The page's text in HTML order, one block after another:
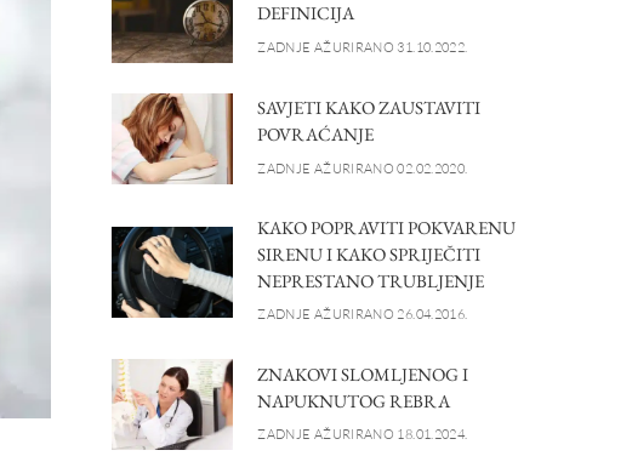
DEFINICIJA
ZADNJE AŽURIRANO 31.10.2022.
SAVJETI KAKO ZAUSTAVITI
POVRAĆANJE
ZADNJE AŽURIRANO 02.02.2020.
KAKO POPRAVITI POKVARENU
SIRENU I KAKO SPRIJEČITI
NEPRESTANO TRUBLJENJE
ZADNJE AŽURIRANO 26.04.2016.
ZNAKOVI SLOMLJENOG I
NAPUKNUTOG REBRA
ZADNJE AŽURIRANO 18.01.2024.